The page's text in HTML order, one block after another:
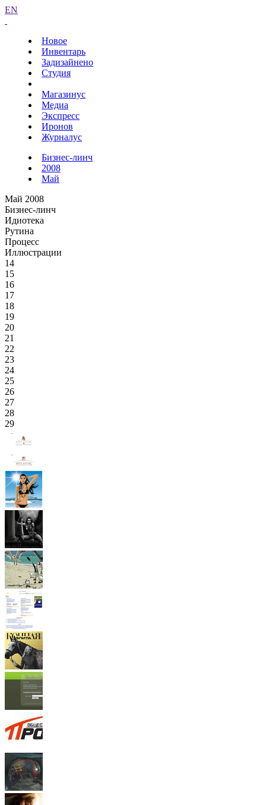
EN
Новое
Инвентарь
Задизайнено
Студия
Магазинус
Медиа
Экспресс
Иронов
Журналус
Бизнес-линч
2008
Май
Май 2008
Бизнес-линч
Идиотека
Рутина
Процесс
Иллюстрации
14
15
16
17
18
19
20
21
22
23
24
25
26
27
28
29